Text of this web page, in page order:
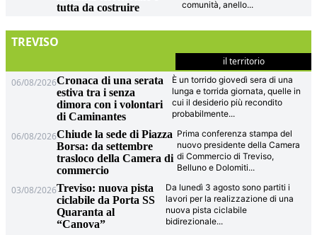
tutta da costruire
comunità, anello...
TREVISO
il territorio
06/08/2026Cronaca di una serata
estiva tra i senza
dimora con i volontari
di Caminantes
È un torrido giovedì sera di una
lunga e torrida giornata, quelle in
cui il desiderio più recondito
probabilmente...
06/08/2026Chiude la sede di Piazza
Borsa: da settembre
trasloco della Camera di
commercio
Prima conferenza stampa del
nuovo presidente della Camera
di Commercio di Treviso,
Belluno e Dolomiti...
03/08/2026Treviso: nuova pista
ciclabile da Porta SS
Quaranta al
“Canova”
Da lunedì 3 agosto sono partiti i
lavori per la realizzazione di una
nuova pista ciclabile
bidirezionale...